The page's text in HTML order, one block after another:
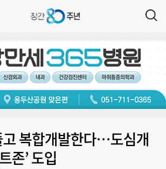
복합개발한다…도심개
존’ 도입